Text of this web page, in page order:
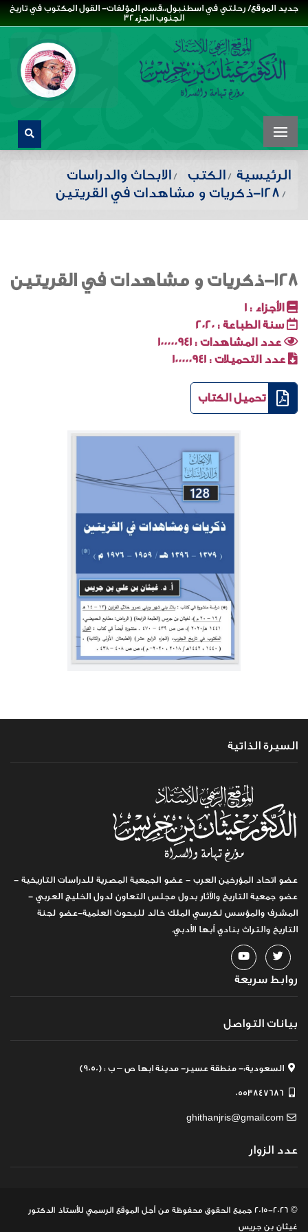
جديد الموقع/ رحلتي في اسطنبول،،قسم المؤلفات- القول المكتوب في تاريخ
الجنوب الجزء32
الرئيسية الكتب
الابحاث والدراسات
128-ذكريات و مشاهدات في القريتين
128-ذكريات و مشاهدات في القريتين
الأجزاء : 1
سنة الطباعة : 2020
عدد المشاهدات : 100000941
عدد التحميلات : 100000941
تحميل الكتاب
السيرة الذاتية
عضو اتحاد المؤرخين العرب - عضو الجمعية المصرية للدراسات التاريخية -
عضو جمعية التاريخ والآثار بدول مجلس التعاون لدول الخليج العربي -
المشرف والمؤسس لكرسي الملك خالد للبحوث العلمية-عضو لجنة
التاريخ والتراث بنادي أبها الأدبي.
روابط سريعة
بيانات التواصل
السعودية:- منطقة عسير- مدينة ابها ص – ب : (9050)
0553847686
ghithanjris@gmail.com
عدد الزوار
© 2015-2026 جميع الحقوق محفوظة
من أجل الموقع الرسمي للأستاذ الدكتور
غيثان بن جريس